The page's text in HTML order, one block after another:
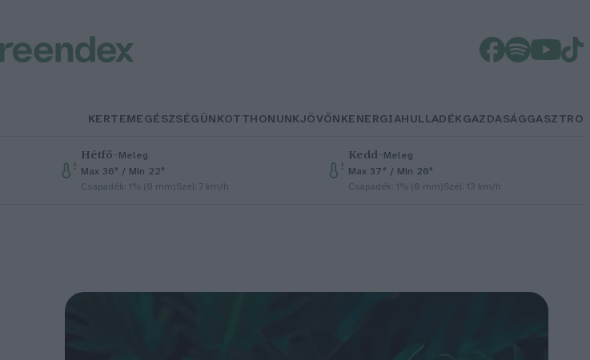
KERTEMEGÉSZSÉGÜNKOTTHONUNKJÖVŐNKENERGIAHULLADÉKGAZDASÁGGASZTRO
Hétfő–Meleg
Max 36° / Min 22°
Csapadék: 1% (0 mm)Szél: 7 km/h
Kedd–Meleg
Max 37° / Min 20°
Csapadék: 1% (0 mm)Szél: 13 km/h